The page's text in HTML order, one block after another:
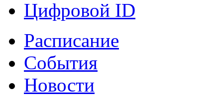
Цифровой ID
Расписание
События
Новости